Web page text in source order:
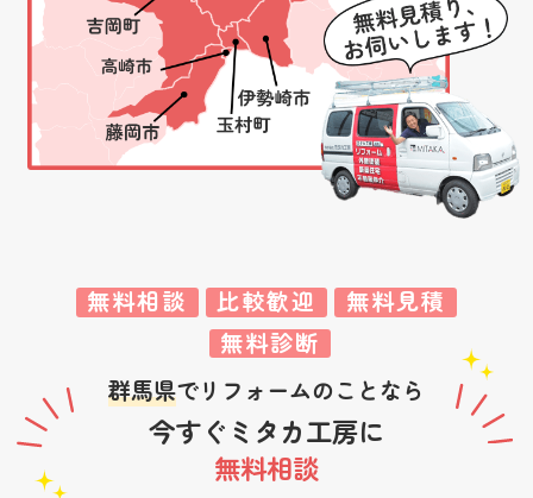
無料相談 比較歓迎
無料見積
無料診断
群馬県でリフォームのことなら
今すぐミタカ工房に
無料相談